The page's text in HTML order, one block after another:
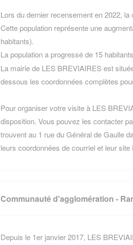
Lors du dernier recensement en 2022,
Cette population représente une
habitants).
La population a progressé de 15
La mairie de LES BREVIAIRES est
dessous les coordonnées complètes
Pour organiser votre visite à LES
disposition. Vous pouvez les contacter
trouvent au 1 rue du Général de Gaulle
leurs coordonnées de courriel et leur
Communauté d'agglomération -
Depuis le 1er janvier 2017, LES